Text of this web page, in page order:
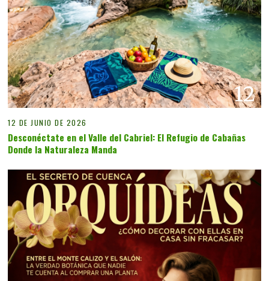
12
12 DE JUNIO DE 2026
Desconéctate en el Valle del Cabriel: El Refugio de Cabañas
Donde la Naturaleza Manda